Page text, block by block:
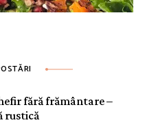
fără frământare –
rustică